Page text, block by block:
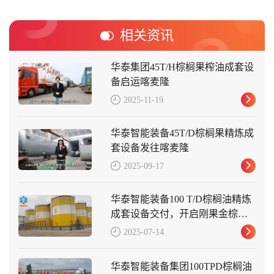
相关资讯
华泰集团45T/H棕榈果榨油成套设
备启运喀麦隆
2025-11-19
华泰智能装备45T/D棕榈果精炼成
套设备发往喀麦隆
2025-09-17
华泰智能装备100 T/D棕榈油精炼
成套设备交付，开启刚果金棕榈
油产业新篇
2025-07-14
华泰智能装备集团100TPD棕榈油